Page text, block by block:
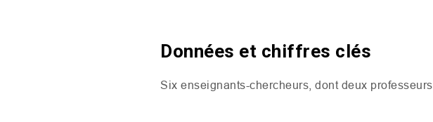
Données et chiffres clés
Six enseignants-chercheurs, dont deux professeurs